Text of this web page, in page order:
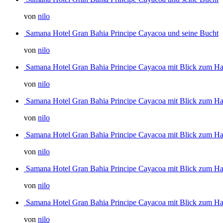
von nilo
Samana Hotel Gran Bahia Principe Cayacoa und seine Bucht
von nilo
Samana Hotel Gran Bahia Principe Cayacoa mit Blick zum
von nilo
Samana Hotel Gran Bahia Principe Cayacoa mit Blick zum
von nilo
Samana Hotel Gran Bahia Principe Cayacoa mit Blick zum
von nilo
Samana Hotel Gran Bahia Principe Cayacoa mit Blick zum
von nilo
Samana Hotel Gran Bahia Principe Cayacoa mit Blick zum
von nilo